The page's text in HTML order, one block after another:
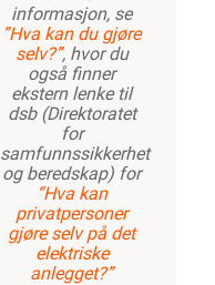
informasjon, se
”Hva kan du gjøre
selv?”, hvor du
også finner
ekstern lenke til
dsb (Direktoratet
for
samfunnssikkerhet
og beredskap) for
“Hva kan
privatpersoner
gjøre selv på det
elektriske
anlegget?”